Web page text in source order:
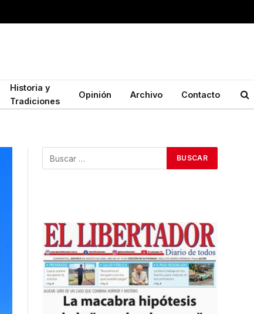
Historia y
Tradiciones
Opinión Archivo Contacto